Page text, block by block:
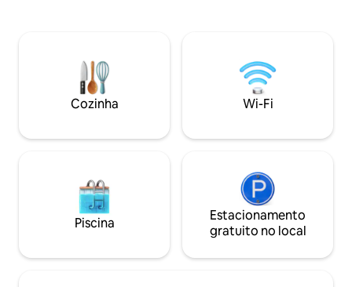
noturna vai para o Bom Laço Rosa
ajudando as senhoras locais a combater
o câncer. No local… Cafeteria e
sorveteria Arremesso de machado Vôlei
restaurantes do
Dr oferece
rodovias,
Dayton acessível
Cozinha Wi-Fi
Piscina
Estacionamento
gratuito no local